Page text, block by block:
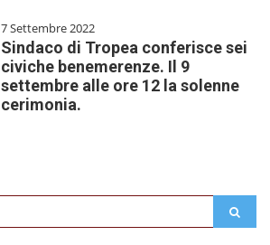
7 Settembre 2022
Sindaco di Tropea conferisce sei
civiche benemerenze. Il 9
settembre alle ore 12 la solenne
cerimonia.